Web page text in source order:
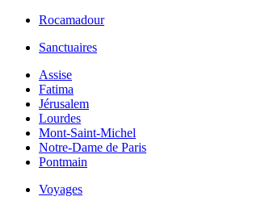
Rocamadour
Sanctuaires
Assise
Fatima
Jérusalem
Lourdes
Mont-Saint-Michel
Notre-Dame de Paris
Pontmain
Voyages